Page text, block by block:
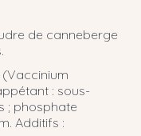
de canneberge
: sous-
; phosphate
Additifs :